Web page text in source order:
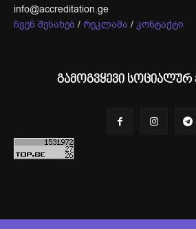
info@accreditation.ge
ჩვენ შესახებ / რეკლამა / კონტაქტი
გამოგვყევი სოციალურ